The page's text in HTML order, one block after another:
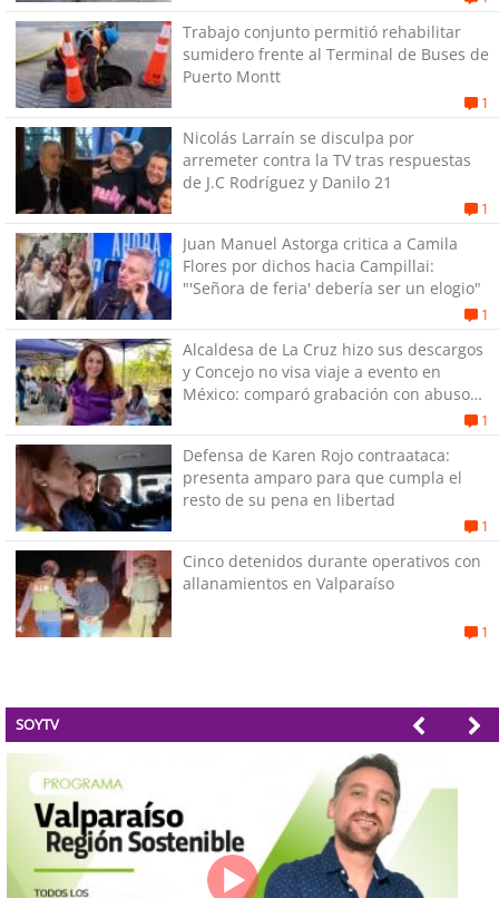
Trabajo conjunto permitió rehabilitar
sumidero frente al Terminal de Buses de
Puerto Montt
1
Nicolás Larraín se disculpa por
arremeter contra la TV tras respuestas
de J.C Rodríguez y Danilo 21
1
Juan Manuel Astorga critica a Camila
Flores por dichos hacia Campillai:
"'Señora de feria' debería ser un elogio"
1
Alcaldesa de La Cruz hizo sus descargos
y Concejo no visa viaje a evento en
México: comparó grabación con abuso
1
Defensa de Karen Rojo contraataca:
presenta amparo para que cumpla el
resto de su pena en libertad
1
Cinco detenidos durante operativos con
allanamientos en Valparaíso
1
SOYTV